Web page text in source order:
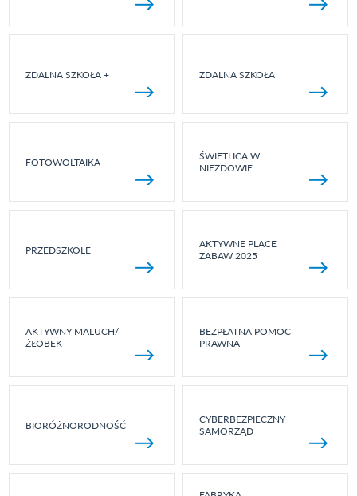
ZDALNA SZKOŁA + ZDALNA SZKOŁA
FOTOWOLTAIKA
ŚWIETLICA W
NIEZDOWIE
PRZEDSZKOLE
AKTYWNE PLACE
ZABAW 2025
AKTYWNY MALUCH/
ŻŁOBEK
BEZPŁATNA POMOC
PRAWNA
BIORÓŻNORODNOŚĆ
CYBERBEZPIECZNY
SAMORZĄD